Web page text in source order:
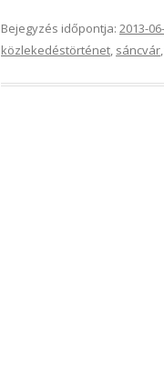
Bejegyzés időpontja: 2013-
közlekedéstörténet sáncvár